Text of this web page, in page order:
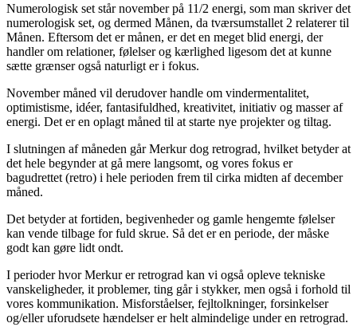
Numerologisk set står november på 11/2 energi, som man skriver det
numerologisk set, og dermed Månen, da tværsumstallet 2 relaterer til
Månen. Eftersom det er månen, er det en meget blid energi, der
handler om relationer, følelser og kærlighed ligesom det at kunne
sætte grænser også naturligt er i fokus.
November måned vil derudover handle om vindermentalitet,
optimistisme, idéer, fantasifuldhed, kreativitet, initiativ og masser af
energi. Det er en oplagt måned til at starte nye projekter og tiltag.
I slutningen af måneden går Merkur dog retrograd, hvilket betyder at
det hele begynder at gå mere langsomt, og vores fokus er
bagudrettet (retro) i hele perioden frem til cirka midten af december
måned.
Det betyder at fortiden, begivenheder og gamle hengemte følelser
kan vende tilbage for fuld skrue. Så det er en periode, der måske
godt kan gøre lidt ondt.
I perioder hvor Merkur er retrograd kan vi også opleve tekniske
vanskeligheder, it problemer, ting går i stykker, men også i forhold til
vores kommunikation. Misforståelser, fejltolkninger, forsinkelser
og/eller uforudsete hændelser er helt almindelige under en retrograd.